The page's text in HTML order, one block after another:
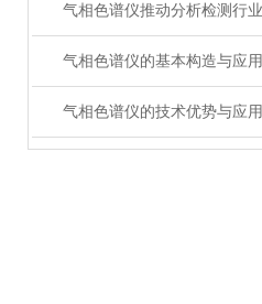
气相色谱仪的基本构造与应用
气相色谱仪的技术优势与应用